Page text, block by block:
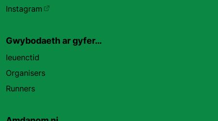
Instagram
Gwybodaeth ar gyfer…
Ieuenctid
Organisers
Runners